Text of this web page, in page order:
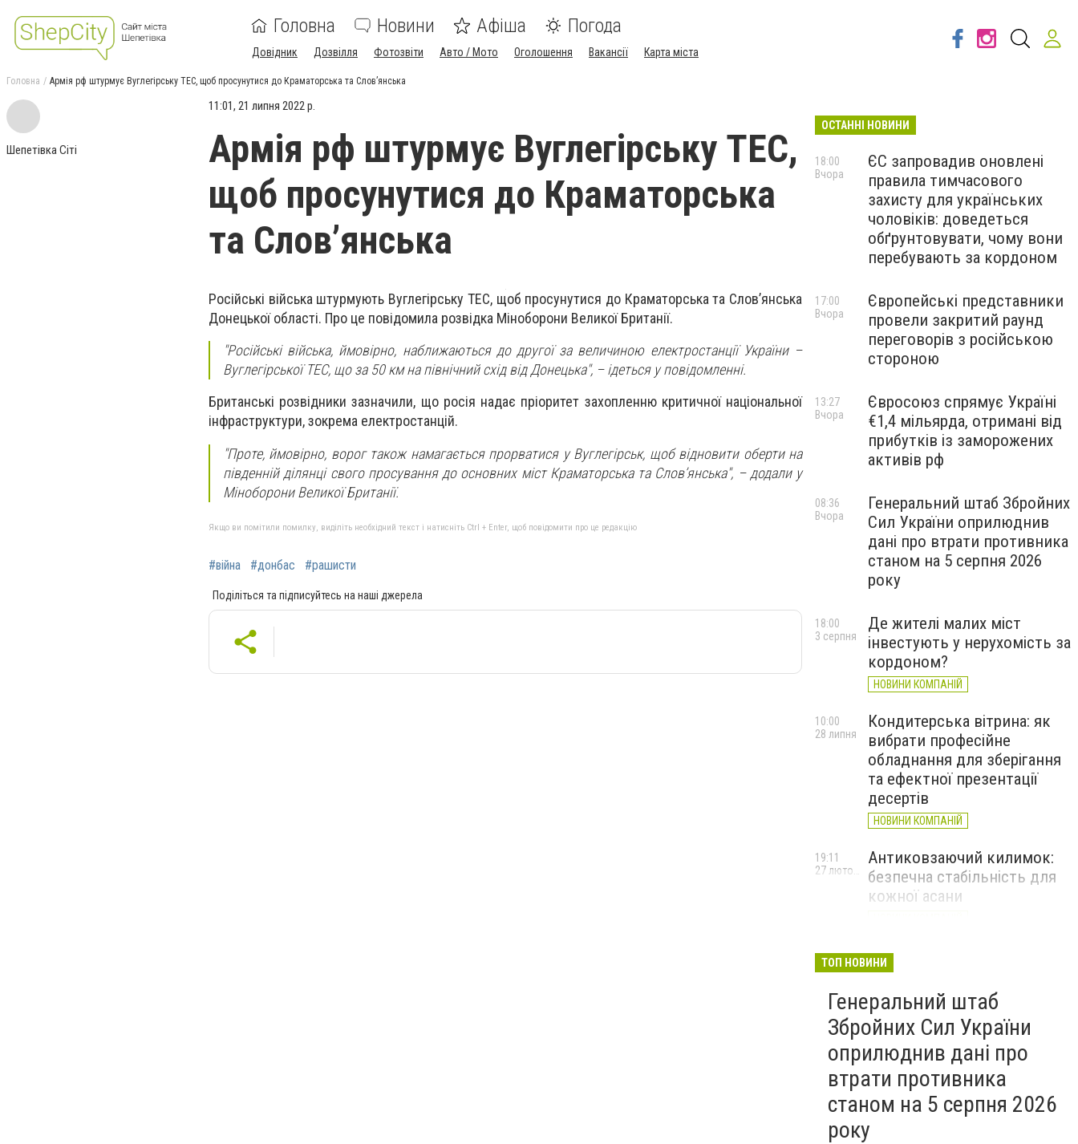
Головна Новини Афіша Погода
Довідник Дозвілля Фотозвіти Авто / Мото Оголошення Вакансії Карта міста
Головна Армія рф штурмує Вуглегірську ТЕС, щоб просунутися до Краматорська та Слов’янська
Шепетівка Сіті
11:01, 21 липня 2022 р.
Армія рф штурмує Вуглегірську ТЕС,
щоб просунутися до Краматорська
та Слов’янська
Російські війська штурмують Вуглегірську ТЕС, щоб просунутися до Краматорська та Слов’янська
Донецької області. Про це повідомила розвідка Міноборони Великої Британії.
"Російські війська, ймовірно, наближаються до другої за величиною електростанції України –
Вуглегірської ТЕС, що за 50 км на північний схід від Донецька", – ідеться у повідомленні.
Британські розвідники зазначили, що росія надає пріоритет захопленню критичної національної
інфраструктури, зокрема електростанцій.
"Проте, ймовірно, ворог також намагається прорватися у Вуглегірськ, щоб відновити оберти на
південній ділянці свого просування до основних міст Краматорська та Слов’янська", – додали у
Міноборони Великої Британії.
Якщо ви помітили помилку, виділіть необхідний текст і натисніть Ctrl + Enter, щоб повідомити про це редакцію
#війна #донбас #рашисти
Поділіться та підписуйтесь на наші джерела
ОСТАННІ НОВИНИ
ЄС запровадив оновлені
правила тимчасового
захисту для українських
чоловіків: доведеться
обґрунтовувати, чому вони
перебувають за кордоном
18:00
Вчора
Європейські представники
провели закритий раунд
переговорів з російською
стороною
17:00
Вчора
Євросоюз спрямує Україні
€1,4 мільярда, отримані від
прибутків із заморожених
активів рф
13:27
Вчора
Генеральний штаб Збройних
Сил України оприлюднив
дані про втрати противника
станом на 5 серпня 2026
року
08:36
Вчора
Де жителі малих міст
інвестують у нерухомість за
кордоном?
НОВИНИ КОМПАНІЙ
18:00
3 серпня
Кондитерська вітрина: як
вибрати професійне
обладнання для зберігання
та ефектної презентації
десертів
НОВИНИ КОМПАНІЙ
10:00
28 липня
Антиковзаючий килимок:
безпечна стабільність для
кожної асани
19:11
Велика Британія оголосила
про новий пакет військової
та гуманітарної допомоги
Україні
17:20
24 лютого
ТОП НОВИНИ
Генеральний штаб
Збройних Сил України
оприлюднив дані про
втрати противника
станом на 5 серпня 2026
року